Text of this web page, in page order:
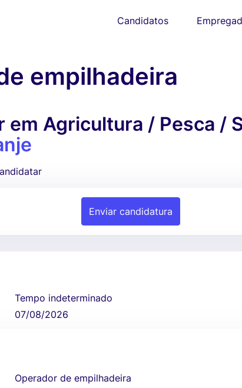
Candidatos
empilhadeira
em Agricultura / Pesca /
Enviar candidatura
Tempo indeterminado
07/08/2026
Operador de empilhadeira